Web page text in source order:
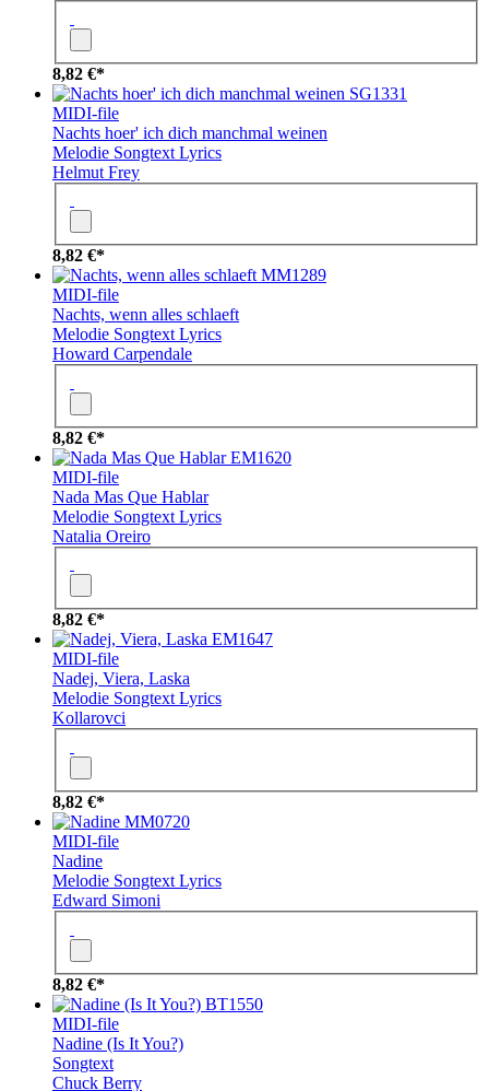
8,82 €*
SG1331
MIDI-file
Nachts hoer' ich dich manchmal weinen
Melodie Songtext Lyrics
Helmut Frey
8,82 €*
MM1289
MIDI-file
Nachts, wenn alles schlaeft
Melodie Songtext Lyrics
Howard Carpendale
8,82 €*
EM1620
MIDI-file
Nada Mas Que Hablar
Melodie Songtext Lyrics
Natalia Oreiro
8,82 €*
EM1647
MIDI-file
Nadej, Viera, Laska
Melodie Songtext Lyrics
Kollarovci
8,82 €*
MM0720
MIDI-file
Nadine
Melodie Songtext Lyrics
Edward Simoni
8,82 €*
BT1550
MIDI-file
Nadine (Is It You?)
Songtext
Chuck Berry